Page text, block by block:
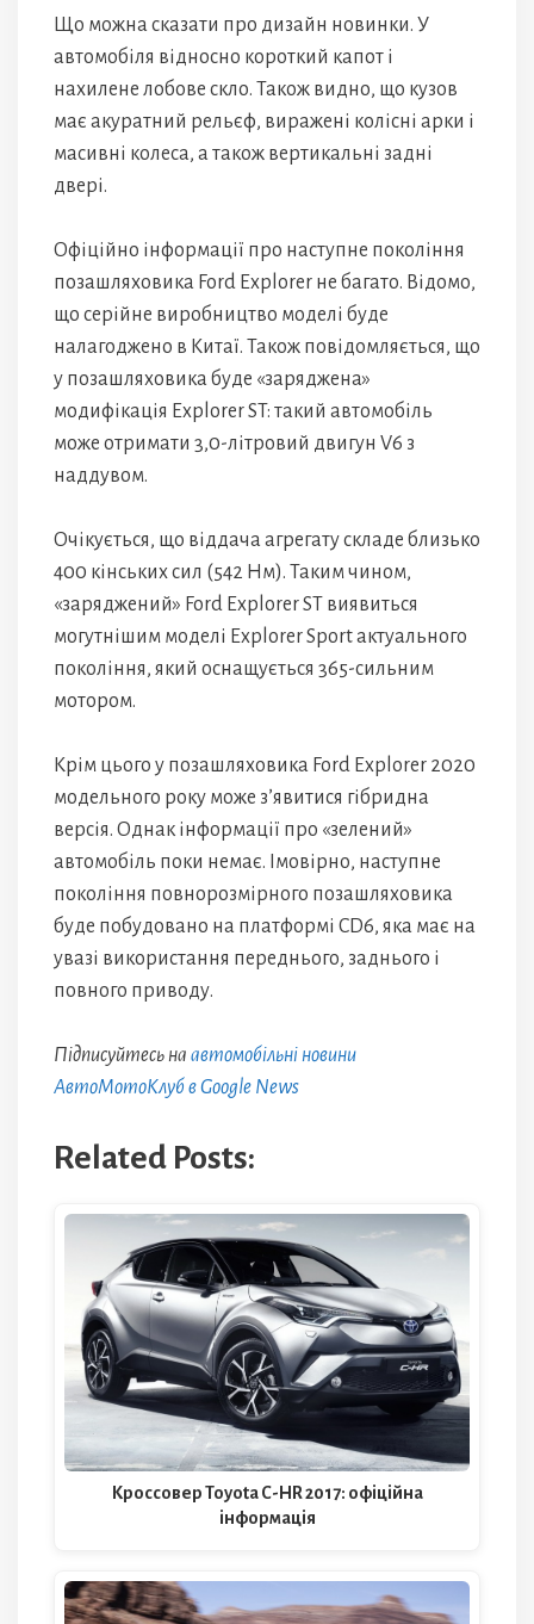
Що можна сказати про дизайн новинки. У
автомобіля відносно короткий капот і
нахилене лобове скло. Також видно, що кузов
має акуратний рельєф, виражені колісні арки і
масивні колеса, а також вертикальні задні
двері.
Офіційно інформації про наступне покоління
позашляховика Ford Explorer не багато. Відомо,
що серійне виробництво моделі буде
налагоджено в Китаї. Також повідомляється, що
у позашляховика буде «заряджена»
модифікація Explorer ST: такий автомобіль
може отримати 3,0-літровий двигун V6 з
наддувом.
Очікується, що віддача агрегату складе близько
400 кінських сил (542 Нм). Таким чином,
«заряджений» Ford Explorer ST виявиться
могутнішим моделі Explorer Sport актуального
покоління, який оснащується 365-сильним
мотором.
Крім цього у позашляховика Ford Explorer 2020
модельного року може з’явитися гібридна
версія. Однак інформації про «зелений»
автомобіль поки немає. Імовірно, наступне
покоління повнорозмірного позашляховика
буде побудовано на платформі CD6, яка має на
увазі використання переднього, заднього і
повного приводу.
Підписуйтесь на автомобільні новини
АвтоМотоКлуб в Google News
Related Posts:
Кроссовер Toyota C-HR 2017: офіційна
інформація